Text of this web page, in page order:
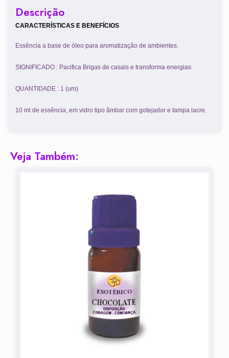
Descrição
CARACTERÍSTICAS E BENEFÍCIOS
Essência a base de óleo para aromatização de ambientes.
SIGNIFICADO : Pacifica Brigas de casais e transforma energias
QUANTIDADE : 1 (um)
10 ml de essência, em vidro tipo âmbar com gotejador e tampa lacre.
Veja Também: